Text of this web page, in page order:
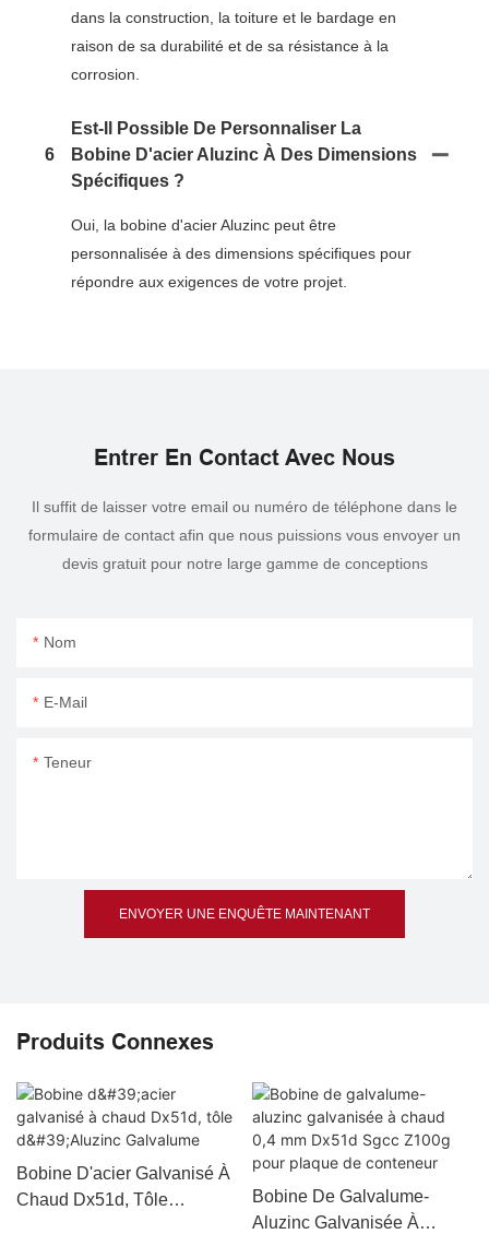
dans la construction, la toiture et le bardage en
raison de sa durabilité et de sa résistance à la
corrosion.
6
Est-Il Possible De Personnaliser La
Bobine D'acier Aluzinc À Des Dimensions
Spécifiques ?
Oui, la bobine d'acier Aluzinc peut être
personnalisée à des dimensions spécifiques pour
répondre aux exigences de votre projet.
Entrer En Contact Avec Nous
Il suffit de laisser votre email ou numéro de téléphone dans le
formulaire de contact afin que nous puissions vous envoyer un
devis gratuit pour notre large gamme de conceptions
Nom
E-Mail
Teneur
ENVOYER UNE ENQUÊTE MAINTENANT
Produits Connexes
Bobine D'acier Galvanisé À
Chaud Dx51d, Tôle
Bobine De Galvalume-
Aluzinc Galvanisée À